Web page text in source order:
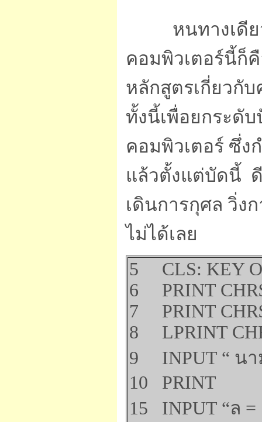
หนทางเดียวที่
คอมพิวเตอร์นี้ก็
หลักสูตรเกี่ยวกั
ทั้งนี้เพื่อยกระดั
คอมพิวเตอร์ ซึ่ง
แล้วตั้งแต่บัดนี้ ดี
เดินการกุศล วิ่ง
ไม่ได้เลย
5 CLS: KEY
6 PRINT
7 PRINT
8 LPRINT
9 INPUT “ นา
10 PRINT
15 INPUT “ล